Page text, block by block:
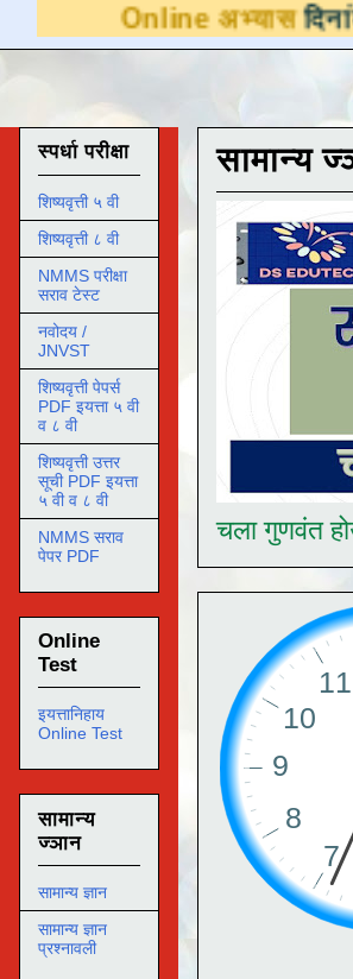
अभ्यासदिनांक 31 मार्च
सामान्य
चला गुणवंत
स्पर्धा परीक्षा
शिष्यवृत्ती ५ वी
शिष्यवृत्ती ८ वी
NMMS परीक्षा
सराव टेस्ट
नवोदय /
JNVST
शिष्यवृत्ती पेपर्स
PDF इयत्ता ५ वी
व ८ वी
शिष्यवृत्ती उत्तर
सूची PDF इयत्ता
५ वी व ८ वी
NMMS सराव
पेपर PDF
Online
Test
इयत्तानिहाय
Online Test
सामान्य
ज्ञान
सामान्य ज्ञान
सामान्य ज्ञान
प्रश्नावली